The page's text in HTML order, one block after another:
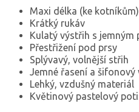
Maxi délka (ke kotníkům)
Krátký rukáv
Kulatý výstřih s jemným
Přestřižení pod prsy
Splývavý, volnější střih
Jemné řasení a
Lehký, vzdušný materiál
Květinový pastelový